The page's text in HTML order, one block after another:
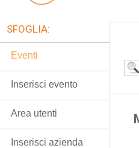
SFOGLIA:
Eventi
Inserisci evento
Area utenti
Inserisci azienda